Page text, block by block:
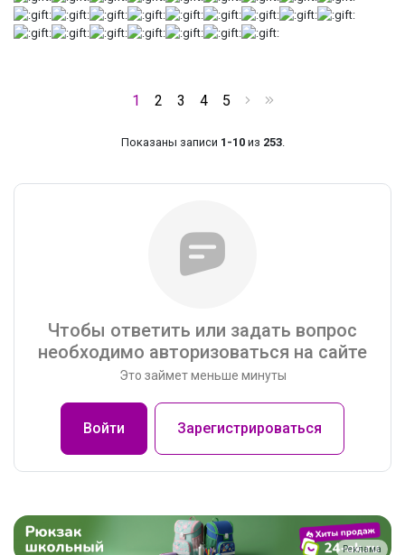
1 2 3 4 5
Показаны записи 1-10из 253.
Чтобы ответить или задать вопрос
необходимо авторизоваться на сайте
Это займет меньше минуты
Войти Зарегистрироваться
Реклама